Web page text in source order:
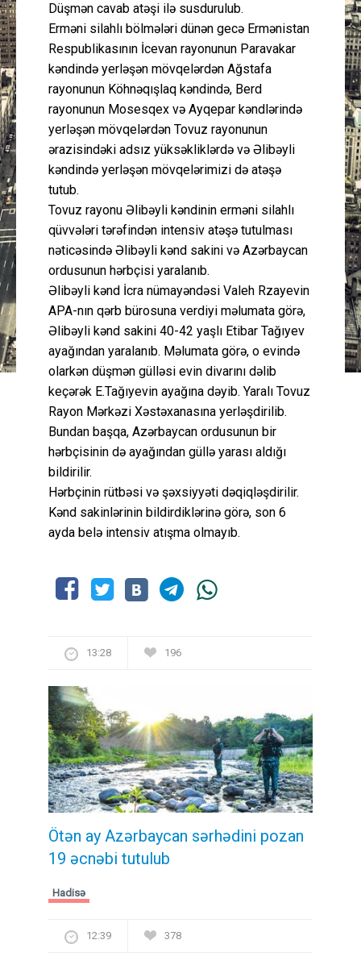
Düşmən cavab atəşi ilə susdurulub.
Erməni silahlı bölmələri dünən gecə Ermənistan
Respublikasının İcevan rayonunun Paravakar
kəndində yerləşən mövqelərdən Ağstafa
rayonunun Köhnəqışlaq kəndində, Berd
rayonunun Mosesqex və Ayqepar kəndlərində
yerləşən mövqelərdən Tovuz rayonunun
ərazisindəki adsız yüksəkliklərdə və Əlibəyli
kəndində yerləşən mövqelərimizi də atəşə
tutub.
Tovuz rayonu Əlibəyli kəndinin erməni silahlı
qüvvələri tərəfindən intensiv atəşə tutulması
nəticəsində Əlibəyli kənd sakini və Azərbaycan
ordusunun hərbçisi yaralanıb.
Əlibəyli kənd İcra nümayəndəsi Valeh Rzayevin
APA-nın qərb bürosuna verdiyi məlumata görə,
Əlibəyli kənd sakini 40-42 yaşlı Etibar Tağıyev
ayağından yaralanıb. Məlumata görə, o evində
olarkən düşmən gülləsi evin divarını dəlib
keçərək E.Tağıyevin ayağına dəyib. Yaralı Tovuz
Rayon Mərkəzi Xəstəxanasına yerləşdirilib.
Bundan başqa, Azərbaycan ordusunun bir
hərbçisinin də ayağından güllə yarası aldığı
bildirilir.
Hərbçinin rütbəsi və şəxsiyyəti dəqiqləşdirilir.
Kənd sakinlərinin bildirdiklərinə görə, son 6
ayda belə intensiv atışma olmayıb.
13:28 196
Ötən ay Azərbaycan sərhədini pozan
19 əcnəbi tutulub
Hadisə
12:39 378